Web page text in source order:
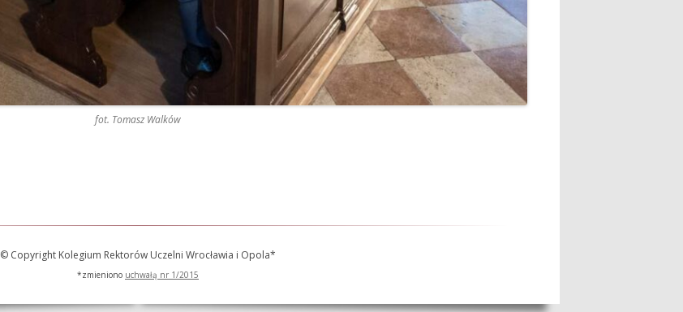
fot. Tomasz Walków
© Copyright Kolegium Rektorów Uczelni Wrocławia i Opola*
*zmieniono uchwałą nr 1/2015